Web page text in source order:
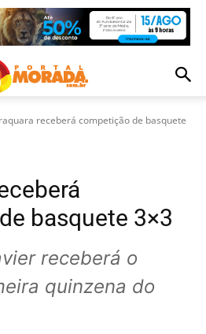
receberá competição de basquete
basquete 3×3
receberá o
quinzena do